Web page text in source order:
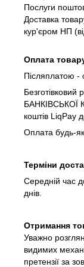
Послуги
Доставка
кур'єром НП
Оплата
Післяплатою -
Безготівковий
БАНКІВСЬКОЇ
коштів LiqPay
Оплата будь-
Терміни
Середній час
днів.
Отримання
Уважно
видимих
претензії за